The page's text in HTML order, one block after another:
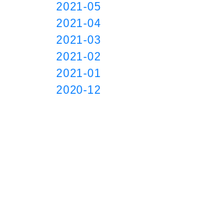
2021-05
2021-04
2021-03
2021-02
2021-01
2020-12